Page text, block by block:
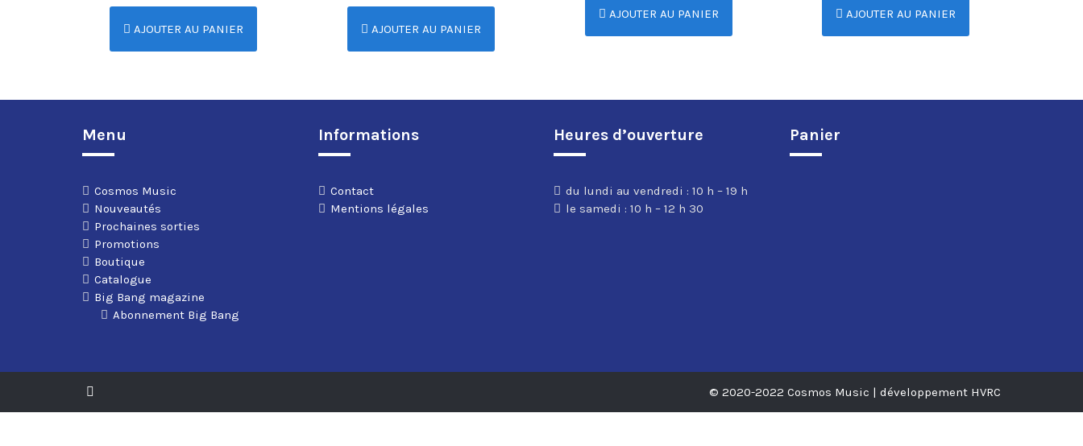
AJOUTER AU PANIER AJOUTER AU PANIER
AJOUTER AU PANIER AJOUTER AU PANIER
Menu
Cosmos Music
Nouveautés
Prochaines sorties
Promotions
Boutique
Catalogue
Big Bang magazine
Abonnement Big Bang
Informations
Contact
Mentions légales
Heures d’ouverture
du lundi au vendredi : 10 h – 19 h
le samedi : 10 h – 12 h 30
Panier
© 2020-2022 Cosmos Music | développement HVRC